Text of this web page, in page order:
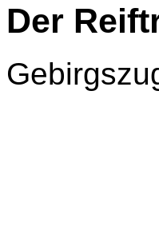
Der